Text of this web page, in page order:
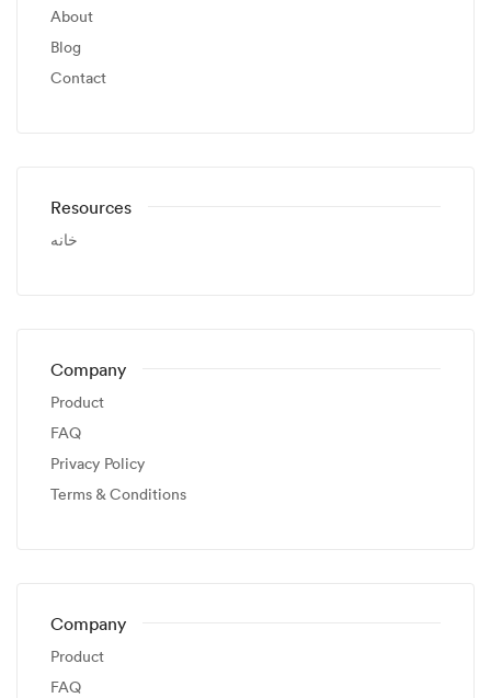
About
Blog
Contact
Resources
خانه
Company
Product
FAQ
Privacy Policy
Terms & Conditions
Company
Product
FAQ